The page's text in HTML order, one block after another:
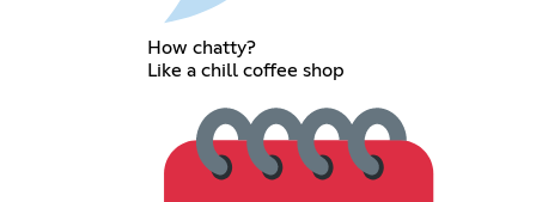
How chatty?
Like a chill coffee shop